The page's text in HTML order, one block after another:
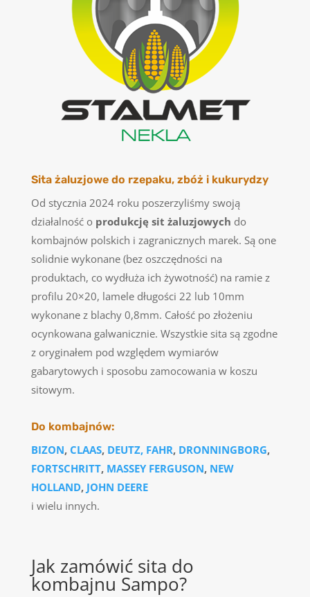
Sita żaluzjowe do rzepaku, zbóż i kukurydzy
Od stycznia 2024 roku poszerzyliśmy swoją
działalność o produkcję sit żaluzjowych do
kombajnów polskich i zagranicznych marek. Są one
solidnie wykonane (bez oszczędności na
produktach, co wydłuża ich żywotność) na ramie z
profilu 20×20, lamele długości 22 lub 10mm
wykonane z blachy 0,8mm. Całość po złożeniu
ocynkowana galwanicznie. Wszystkie sita są zgodne
z oryginałem pod względem wymiarów
gabarytowych i sposobu zamocowania w koszu
sitowym.
Do kombajnów:
BIZON, CLAAS, DEUTZ, FAHR, DRONNINGBORG,
FORTSCHRITT, MASSEY FERGUSON, NEW
HOLLAND, JOHN DEERE
i wielu innych.
Jak zamówić sita do
kombajnu Sampo?